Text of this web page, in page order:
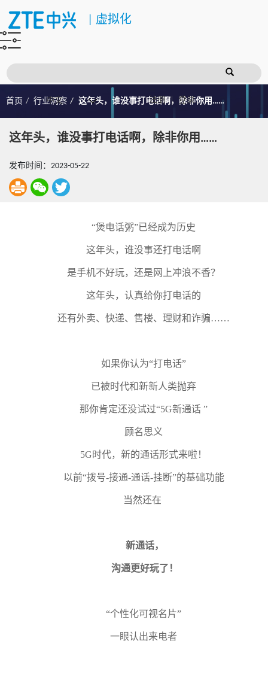
虚拟化
注册 登录
首页 行业洞察 这年头，谁没事打电话啊，除非你用……
这年头，谁没事打电话啊，除非你用……
发布时间：2023-05-22
“煲电话粥”已经成为历史
这年头，谁没事还打电话啊
是手机不好玩，还是网上冲浪不香？
这年头，认真给你打电话的
还有外卖、快递、售楼、理财和诈骗……
如果你认为“打电话”
已被时代和新新人类抛弃
那你肯定还没试过“5G新通话 ”
顾名思义
5G时代，新的通话形式来啦！
以前“拨号-接通-通话-挂断”的基础功能
当然还在
新通话，
沟通更好玩了！
“个性化可视名片”
一眼认出来电者